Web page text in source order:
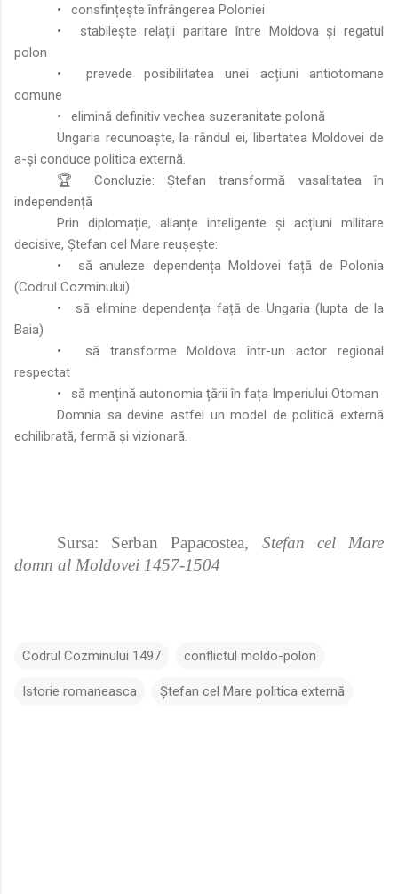
•
consfințește înfrângerea Poloniei
•
stabilește relații paritare între Moldova și regatul
polon
•
prevede posibilitatea unei acțiuni antiotomane
comune
•
elimină definitiv vechea suzeranitate polonă
Ungaria recunoaște, la rândul ei, libertatea Moldovei de
a-și conduce politica externă.
🏆 Concluzie: Ștefan transformă vasalitatea în
independență
Prin diplomație, alianțe inteligente și acțiuni militare
decisive, Ștefan cel Mare reușește:
•
să anuleze dependența Moldovei față de Polonia
(Codrul Cozminului)
•
să elimine dependența față de Ungaria (lupta de la
Baia)
•
să transforme Moldova într-un actor regional
respectat
•
să mențină autonomia țării în fața Imperiului Otoman
Domnia sa devine astfel un model de politică externă
echilibrată, fermă și vizionară.
Sursa: Serban Papacostea, Stefan cel Mare
domn al Moldovei 1457-1504
Codrul Cozminului 1497 conflictul moldo-polon
Istorie romaneasca Ștefan cel Mare politica externă